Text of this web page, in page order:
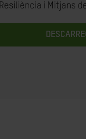
Resiliència i Mitjans